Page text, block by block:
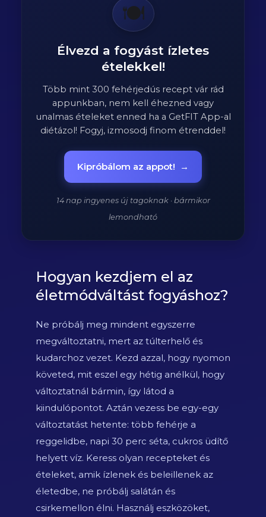
🍽️
Élvezd a fogyást ízletes
ételekkel!
Több mint 300 fehérjedús recept vár rád
appunkban, nem kell éhezned vagy
unalmas ételeket enned ha a GetFIT App-al
diétázol! Fogyj, izmosodj finom étrenddel!
Kipróbálom az appot! →
14 nap ingyenes új tagoknak · bármikor
lemondható
Hogyan kezdjem el az
életmódváltást fogyáshoz?
Ne próbálj meg mindent egyszerre
megváltoztatni, mert az túlterhelő és
kudarchoz vezet. Kezd azzal, hogy nyomon
követed, mit eszel egy hétig anélkül, hogy
változtatnál bármin, így látod a
kiindulópontot. Aztán vezess be egy-egy
változtatást hetente: több fehérje a
reggelidbe, napi 30 perc séta, cukros üdítő
helyett víz. Keress olyan recepteket és
ételeket, amik ízlenek és beleillenek az
életedbe, ne próbálj salátán és
csirkemellon élni. Használj eszközöket,